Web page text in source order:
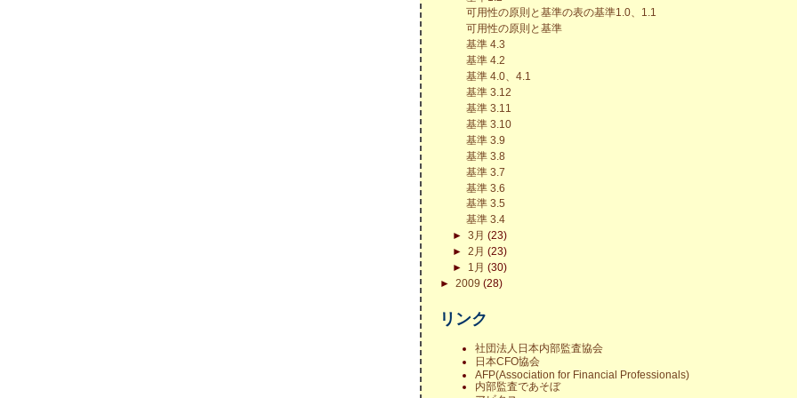
可用性の原則と基準の表の基準1.0、1.1
可用性の原則と基準
基準 4.3
基準 4.2
基準 4.0、4.1
基準 3.12
基準 3.11
基準 3.10
基準 3.9
基準 3.8
基準 3.7
基準 3.6
基準 3.5
基準 3.4
►3月(23)
►2月(23)
► 1月(30)
►2009(28)
リンク
社団法人日本内部監査協会
日本CFO協会
AFP(Association for Financial Professionals)
内部監査であそぼ